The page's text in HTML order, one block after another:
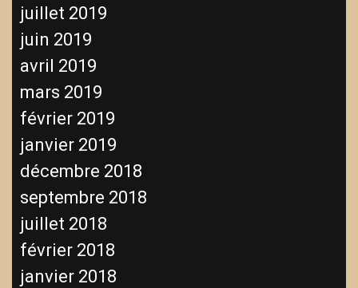
juillet 2019
juin 2019
avril 2019
mars 2019
février 2019
janvier 2019
décembre 2018
septembre 2018
juillet 2018
février 2018
janvier 2018